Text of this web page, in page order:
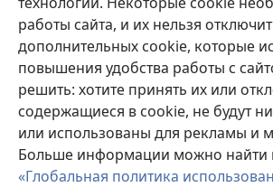
работы сайта, и их нельзя
дополнительных cookie, которые
повышения удобства работы с
решить: хотите принять их или
содержащиеся в cookie, не будут
или использованы для рекламы и
Больше информации можно найти
«Глобальная политика
новом
окне)
JW Hub®
(открывается
в
новом
окне)
JW Library ®
Watchtower Library